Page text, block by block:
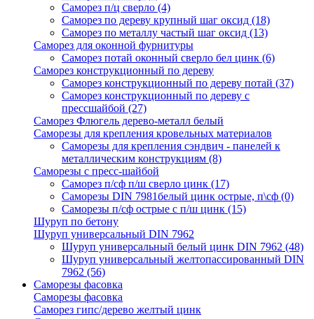
Саморез п/ц сверло (4)
Саморез по дереву крупный шаг оксид (18)
Саморез по металлу частый шаг оксид (13)
Саморез для оконной фурнитуры
Саморез потай оконный сверло бел цинк (6)
Саморез конструкционный по дереву
Саморез конструкционный по дереву потай (37)
Саморез конструкционный по дереву с
прессшайбой (27)
Саморез Флюгель дерево-металл белый
Саморезы для крепления кровельных материалов
Саморезы для крепления сэндвич - панелей к
металлическим конструкциям (8)
Саморезы с пресс-шайбой
Саморез п/сф п/ш сверло цинк (17)
Саморезы DIN 7981белый цинк острые, п\сф (0)
Саморезы п/сф острые с п/ш цинк (15)
Шуруп по бетону
Шуруп универсальный DIN 7962
Шуруп универсальный белый цинк DIN 7962 (48)
Шуруп универсальный желтопассированный DIN
7962 (56)
Саморезы фасовка
Саморезы фасовка
Саморез гипс/дерево желтый цинк